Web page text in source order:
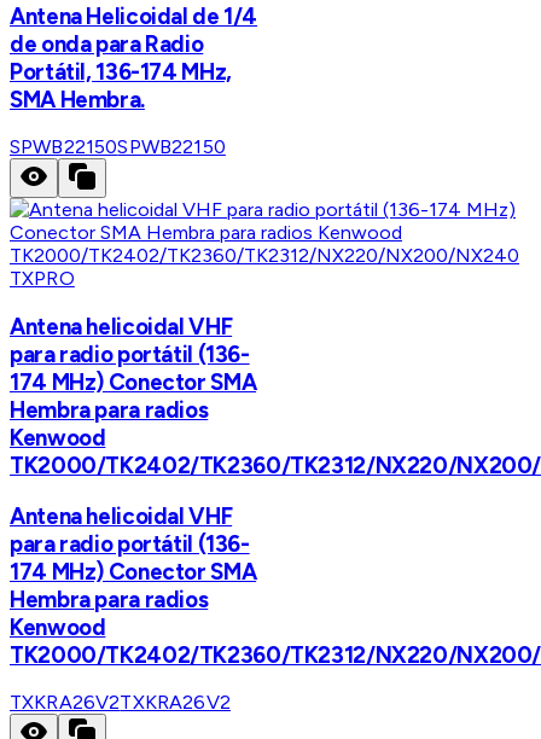
Antena Helicoidal de 1/4
de onda para Radio
Portátil, 136-174 MHz,
SMA Hembra.
SPWB22150SPWB22150
TXPRO
Antena helicoidal VHF
para radio portátil (136-
174 MHz) Conector SMA
Hembra para radios
Kenwood
TK2000/TK2402/TK2360/TK2312/NX220/
Antena helicoidal VHF
para radio portátil (136-
174 MHz) Conector SMA
Hembra para radios
Kenwood
TK2000/TK2402/TK2360/TK2312/NX220/
TXKRA26V2TXKRA26V2